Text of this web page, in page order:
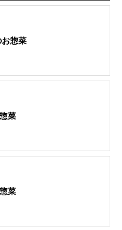
お惣菜
菜
菜